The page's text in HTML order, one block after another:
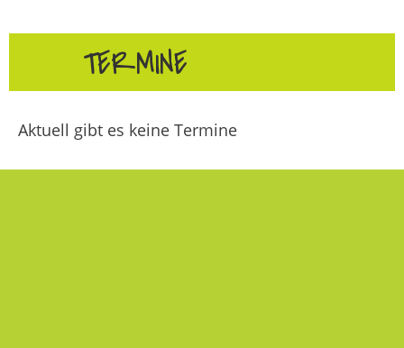
TERMINE
Aktuell gibt es keine Termine